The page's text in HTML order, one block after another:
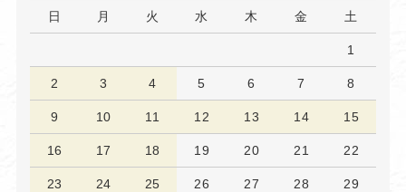
日 月 火 水 木 金 土
1
2 3 4 5 6 7 8
9 10 11 12 13 14 15
16 17 18 19 20 21 22
23 24 25 26 27 28 29